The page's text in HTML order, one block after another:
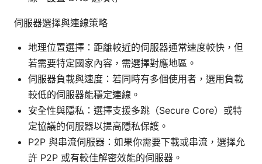
伺服器選擇與連線策略
地理位置選擇：距離較近的伺服器通常速度較快，但
若需要特定國家內容，需選擇對應地區。
伺服器負載與速度：若同時有多個使用者，選用負載
較低的伺服器能穩定連線。
安全性與隱私：選擇支援多跳（Secure Core）或特
定協議的伺服器以提高隱私保護。
P2P 與串流伺服器：如果你需要下載或串流，選擇允
許 P2P 或有較佳解密效能的伺服器。